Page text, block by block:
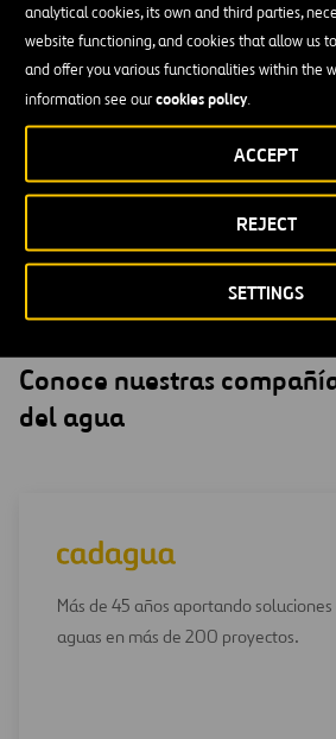
analytical cookies, its own and third parties,
website functioning, and cookies that allow us
and offer you various functionalities within the
information see ourcookies policy.
SETTINGS
REJECT
ACCEPT
Capacidad de
18M m³/d
+41M
Conoce nuestras
del agua
Más de 45 años aportando
aguas en más de 200 proyectos.